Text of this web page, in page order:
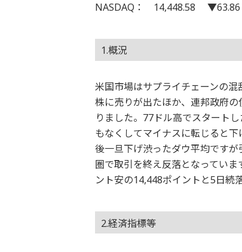
NASDAQ： 14,448.58 ▼63.86
1.概況
米国市場はサプライチェーンの
株に売りが出たほか、連邦政府
りました。77ドル高でスタート
もなくしてマイナスに転じると
後一旦下げ渋ったダウ平均です
圏で取引を終え反落となってい
ント安の14,448ポイントと5日続
2.経済指標等